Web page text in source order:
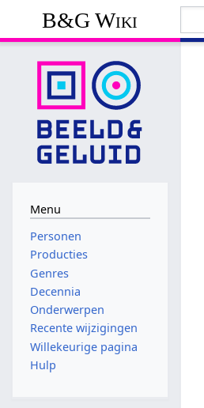
B&G Wiki
Menu
Personen
Producties
Genres
Decennia
Onderwerpen
Recente wijzigingen
Willekeurige pagina
Hulp